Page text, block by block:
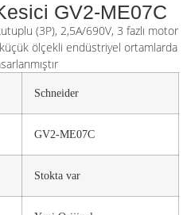
GV2-ME07C
(3P), 2,5A/690V, 3 fazlı motor
ölçekli endüstriyel ortamlarda
Schneider
GV2-ME07C
Stokta var